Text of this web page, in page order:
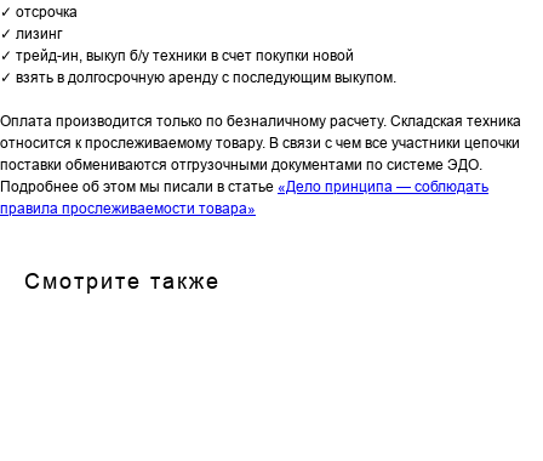
✓ отсрочка
✓ лизинг
✓ трейд-ин, выкуп б/у техники в счет покупки новой
✓ взять в долгосрочную аренду с последующим выкупом.
Оплата производится только по безналичному расчету. Складская техника
относится к прослеживаемому товару. В связи с чем все участники цепочки
поставки обмениваются отгрузочными документами по системе ЭДО.
Подробнее об этом мы писали в статье «Дело принципа — соблюдать
правила прослеживаемости товара»
Смотрите также